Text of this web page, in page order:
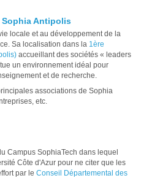
Antipolis
locale et au développement de la
Sa localisation dans la 1ère
accueillant des sociétés « leaders
un environnement idéal pour
et de recherche.
associations de Sophia
etc.
Campus SophiaTech dans lequel
Côte d'Azur pour ne citer que les
par le Conseil Départemental des